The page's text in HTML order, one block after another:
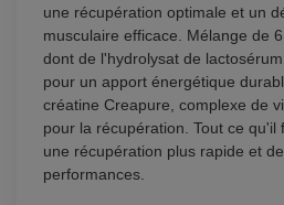
une récupération optimale et un
musculaire efficace. Mélange de
dont de l'hydrolysat de
pour un apport énergétique
créatine Creapure, complexe de
pour la récupération. Tout ce qu'il
une récupération plus rapide et
performances.